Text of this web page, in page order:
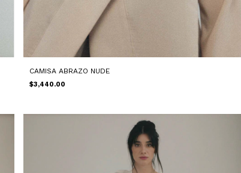
CAMISA ABRAZO NUDE
$3,440.00